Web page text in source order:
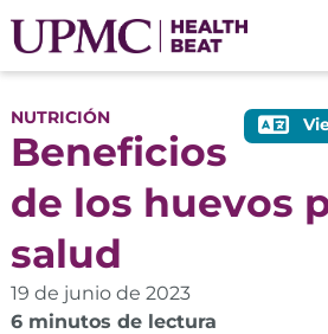
NUTRICIÓN
Beneficios
de los huevos
salud
19 de junio de 2023
6 minutos de lectura